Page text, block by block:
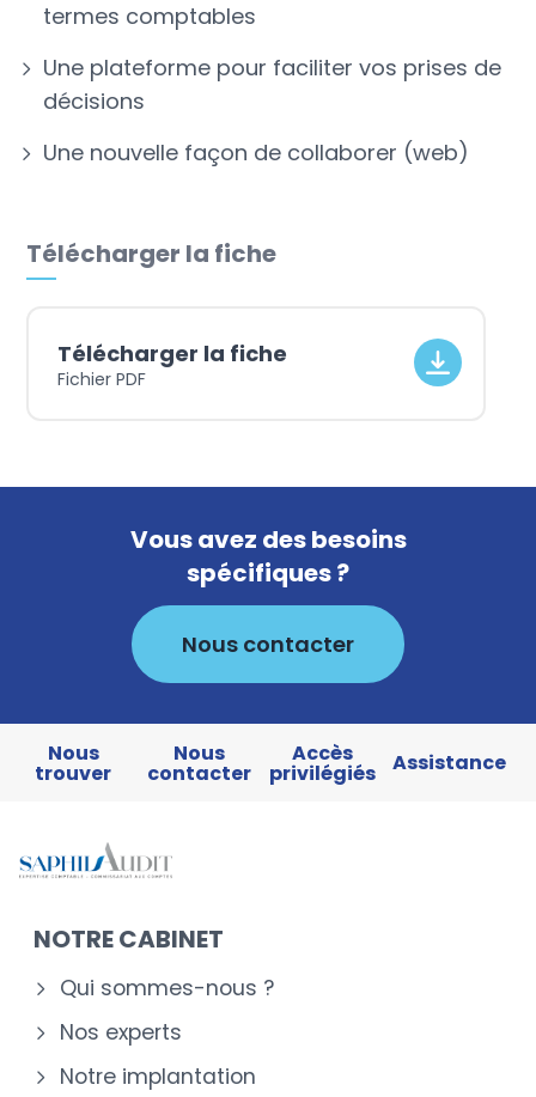
termes comptables
Une plateforme pour faciliter vos prises de
décisions
Une nouvelle façon de collaborer (web)
Télécharger la fiche
Télécharger la fiche
Fichier PDF
Vous avez des besoins
spécifiques ?
Nous contacter
Nous
trouver
Nous
contacter
Accès
privilégiés Assistance
NOTRE CABINET
Qui sommes-nous ?
Nos experts
Notre implantation